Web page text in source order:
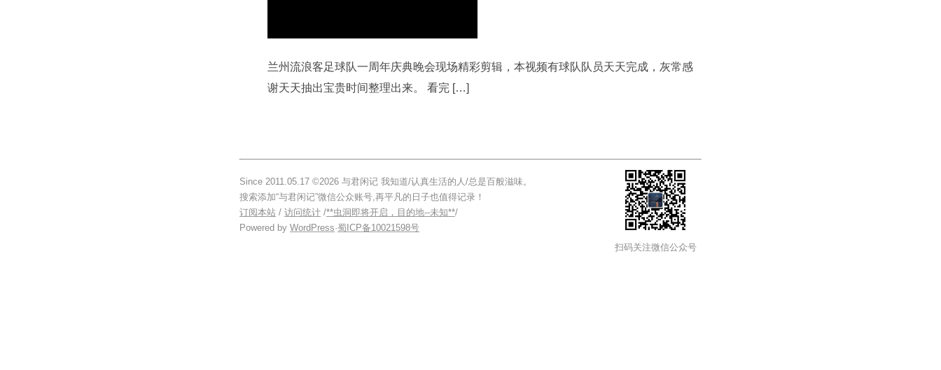
兰州流浪客足球队一周年庆典晚会现场精彩剪辑，本视频有球队队员天天完成，灰常感
谢天天抽出宝贵时间整理出来。 看完 […]
Since 2011.05.17 ©2026 与君闲记 我知道/认真生活的人/总是百般滋味。
搜索添加“与君闲记”微信公众账号,再平凡的日子也值得记录！
订阅本站 / 访问统计 /**虫洞即将开启，目的地--未知**/
Powered by WordPress·蜀ICP备10021598号
扫码关注微信公众号